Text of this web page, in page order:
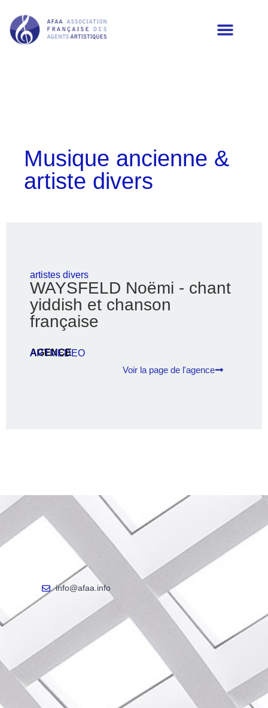
Musique ancienne &
artiste divers
artistes divers
WAYSFELD Noëmi - chant
yiddish et chanson
française
AGENCE
ARTMEDEO
Voir la page de l'agence
info@afaa.info